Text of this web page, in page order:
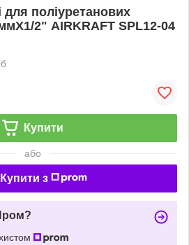
для поліуретанових
2" AIRKRAFT SPL12-04
Купити
або
Купити з